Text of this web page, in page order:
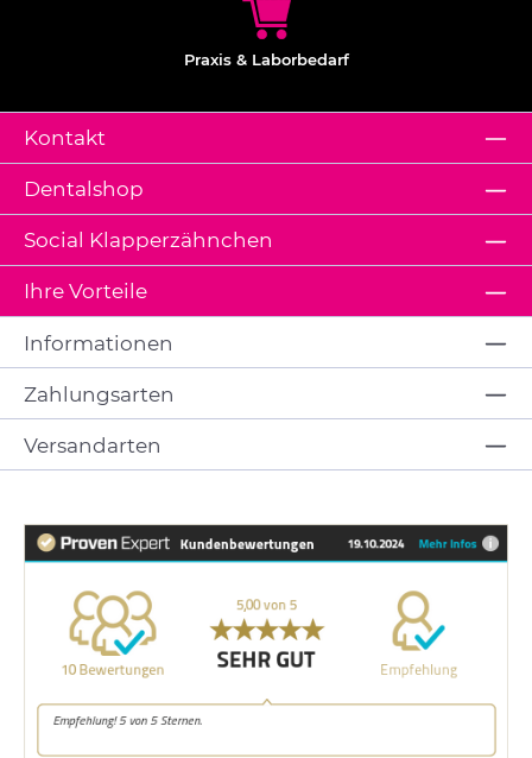
Praxis & Laborbedarf
Kontakt
Dentalshop
Ihre Vorteile
Social Klapperzähnchen
Informationen
Zahlungsarten
Versandarten